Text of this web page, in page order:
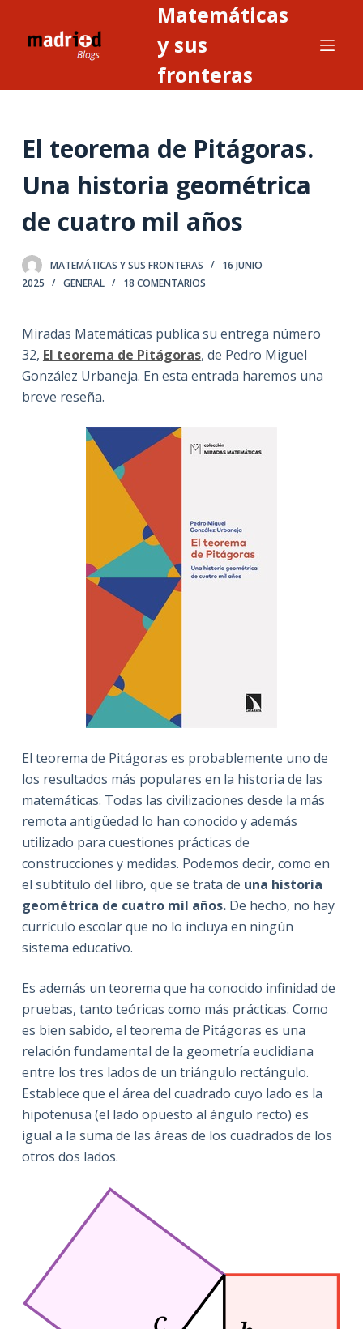
n
e
n
d
o
Matemáticas
y sus
fronteras
El teorema de Pitágoras.
Una historia geométrica
de cuatro mil años
MATEMÁTICAS Y SUS FRONTERAS
16 JUNIO
2025
GENERAL 18 COMENTARIOS
Miradas Matemáticas publica su entrega número
32, El teorema de Pitágoras, de Pedro Miguel
González Urbaneja. En esta entrada haremos una
breve reseña.
El teorema de Pitágoras es probablemente uno de
los resultados más populares en la historia de las
matemáticas. Todas las civilizaciones desde la más
remota antigüedad lo han conocido y además
utilizado para cuestiones prácticas de
construcciones y medidas. Podemos decir, como en
el subtítulo del libro, que se trata de una historia
geométrica de cuatro mil años. De hecho, no hay
currículo escolar que no lo incluya en ningún
sistema educativo.
Es además un teorema que ha conocido infinidad de
pruebas, tanto teóricas como más prácticas. Como
es bien sabido, el teorema de Pitágoras es una
relación fundamental de la geometría euclidiana
entre los tres lados de un triángulo rectángulo.
Establece que el área del cuadrado cuyo lado es la
hipotenusa (el lado opuesto al ángulo recto) es
igual a la suma de las áreas de los cuadrados de los
otros dos lados.